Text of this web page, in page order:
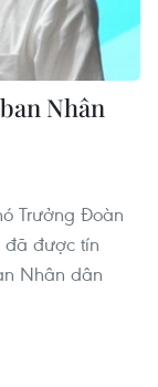
Nhân
Trưởng Đoàn
được tín
Nhân dân